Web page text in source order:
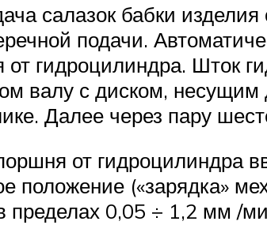
салазок бабки
подачи.
от гидроцилиндра. Шток
валу с диском, несущим
Далее через пару
от гидроцилиндра
положение («зарядка»
пределах 0,05 ÷ 1,2 мм /